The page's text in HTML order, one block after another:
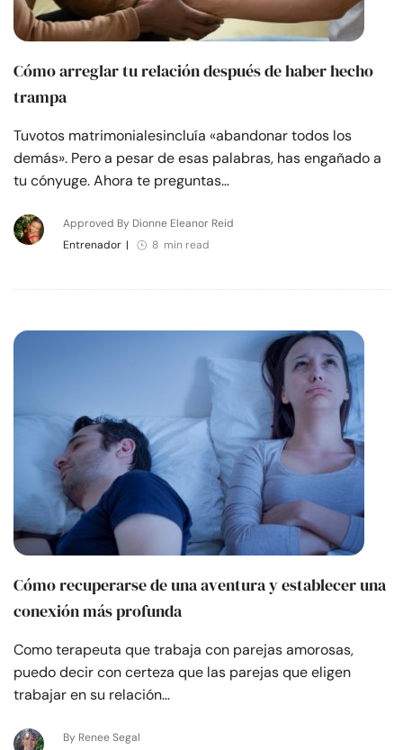
Cómo arreglar tu relación después de haber hecho
trampa
Tuvotos matrimonialesincluía «abandonar todos los
demás». Pero a pesar de esas palabras, has engañado a
tu cónyuge. Ahora te preguntas…
Approved By Dionne Eleanor Reid
Entrenador | 8 min read
Cómo recuperarse de una aventura y establecer una
conexión más profunda
Como terapeuta que trabaja con parejas amorosas,
puedo decir con certeza que las parejas que eligen
trabajar en su relación…
By Renee Segal